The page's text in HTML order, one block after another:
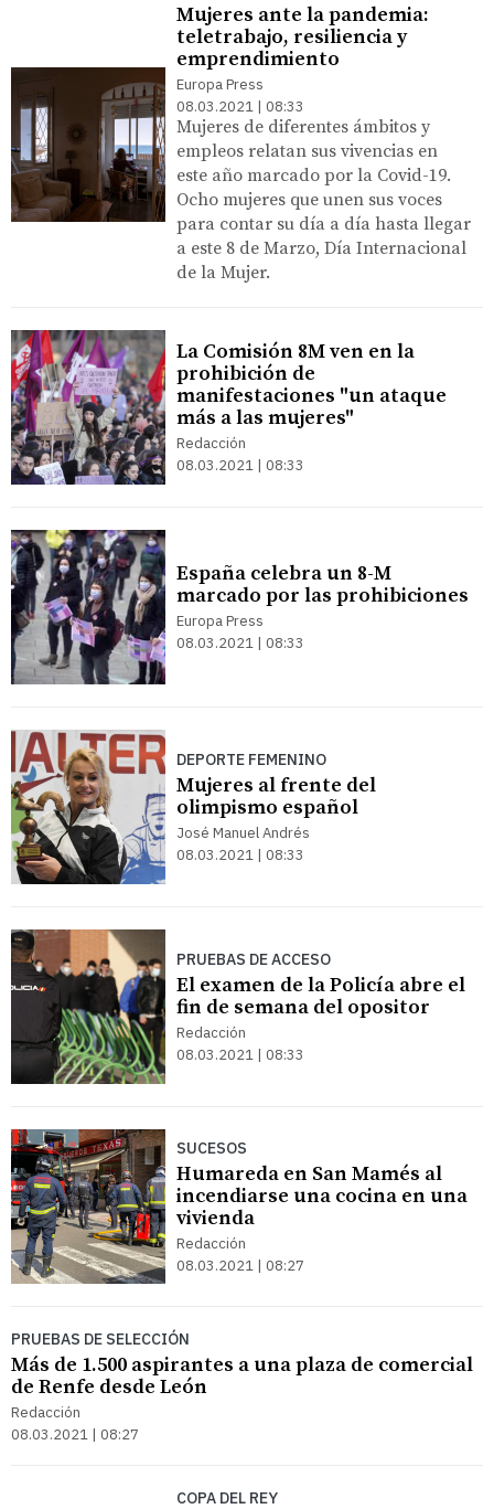
Mujeres ante la pandemia:
teletrabajo, resiliencia y
emprendimiento
Europa Press
08.03.2021 | 08:33
Mujeres de diferentes ámbitos y
empleos relatan sus vivencias en
este año marcado por la Covid-19.
Ocho mujeres que unen sus voces
para contar su día a día hasta llegar
a este 8 de Marzo, Día Internacional
de la Mujer.
La Comisión 8M ven en la
prohibición de
manifestaciones "un ataque
más a las mujeres"
Redacción
08.03.2021 | 08:33
España celebra un 8-M
marcado por las prohibiciones
Europa Press
08.03.2021 | 08:33
DEPORTE FEMENINO
Mujeres al frente del
olimpismo español
José Manuel Andrés
08.03.2021 | 08:33
PRUEBAS DE ACCESO
El examen de la Policía abre el
fin de semana del opositor
Redacción
08.03.2021 | 08:33
SUCESOS
Humareda en San Mamés al
incendiarse una cocina en una
vivienda
Redacción
08.03.2021 | 08:27
PRUEBAS DE SELECCIÓN
Más de 1.500 aspirantes a una plaza de comercial
de Renfe desde León
Redacción
08.03.2021 | 08:27
COPA DEL REY